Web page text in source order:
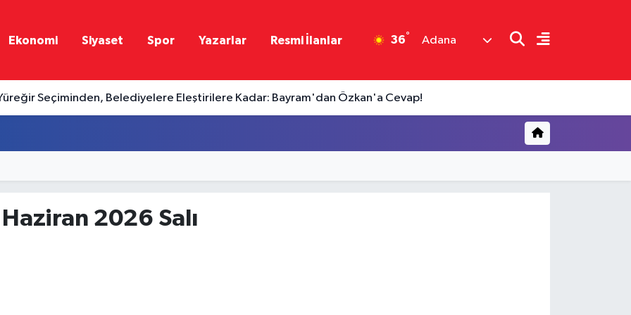
Ekonomi Siyaset Spor Yazarlar Resmi İlanlar 36° Adana
Seçiminden, Belediyelere Eleştirilere Kadar: Bayram'dan Özkan'a Cevap!
2026 Salı